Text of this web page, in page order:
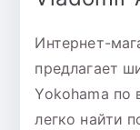
Интернет-
предлагает
Yokohama
легко найти